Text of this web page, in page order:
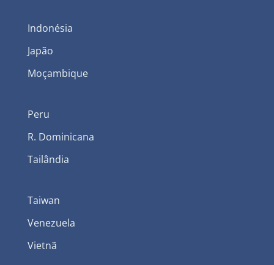
Indonésia
Japão
Moçambique
Peru
R. Dominicana
Tailândia
Taiwan
Venezuela
Vietnã